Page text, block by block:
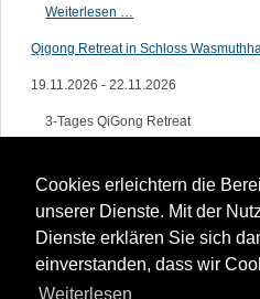
Cookies erleichtern die
unserer Dienste. Mit der
Dienste erklären Sie sich
einverstanden, dass wir
Weiterlesen
Weiterlesen …
Nürnberg/Fürth
|
November
Qigong Retreat in Schloss
19.11.2026 - 22.11.2026
3-Tages QiGong Retreat
Retreat
Wasmuthhausen